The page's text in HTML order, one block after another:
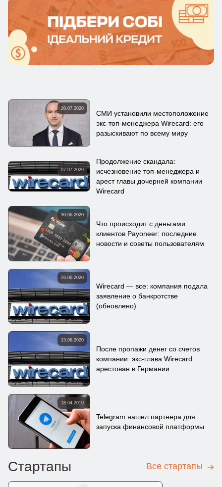
20.07.2020
СМИ установили местоположение
экс-топ-менеджера Wirecard: его
разыскивают по всему миру
07.07.2020
Продолжение скандала:
исчезновение топ-менеджера и
арест главы дочерней компании
Wirecard
30.06.2020
Что происходит с деньгами
клиентов Payoneer: последние
новости и советы пользователям
26.06.2020
Wirecard — все: компания подала
заявление о банкротстве
(обновлено)
23.06.2020
После пропажи денег со счетов
компании: экс-глава Wirecard
арестован в Германии
18.04.2019
Telegram нашел партнера для
запуска финансовой платформы
Стартапы Все стартапы